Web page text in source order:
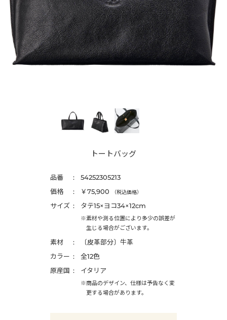
トートバッグ
品番
54252305213
価格
￥75,900 （税込価格）
サイズ タテ15×ヨコ34×12cm
※素材や測る位置により多少の誤差が
生じる場合がございます。
素材
〔皮革部分〕牛革
カラー
全12色
原産国
イタリア
※商品のデザイン、仕様は予告なく変
更する場合があります。